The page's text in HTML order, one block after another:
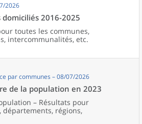
2026
domiciliés 2016-2025
toutes les communes,
intercommunalités, etc.
par communes – 08/07/2026
de la population en 2023
– Résultats pour
départements, régions,